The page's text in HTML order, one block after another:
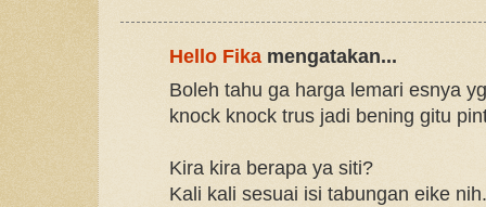
Hello Fikamengatakan...
Boleh tahu ga harga lemari esnya
knock knock trus jadi bening gitu
Kira kira berapa ya siti?
Kali kali sesuai isi tabungan eike